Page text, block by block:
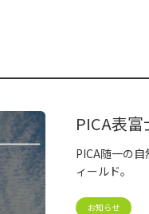
PICA表
PICA随一の
ィールド。
お知らせ